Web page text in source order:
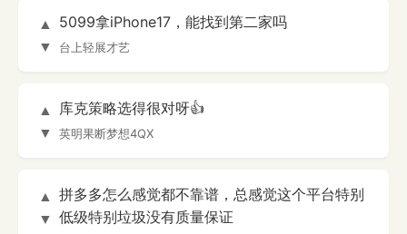
▲
▼
5099拿iPhone17，能找到第二家吗
台上轻展才艺
▲
▼
库克策略选得很对呀👍
英明果断梦想4QX
▲
▼
拼多多怎么感觉都不靠谱，总感觉这个平台特别
低级特别垃圾没有质量保证